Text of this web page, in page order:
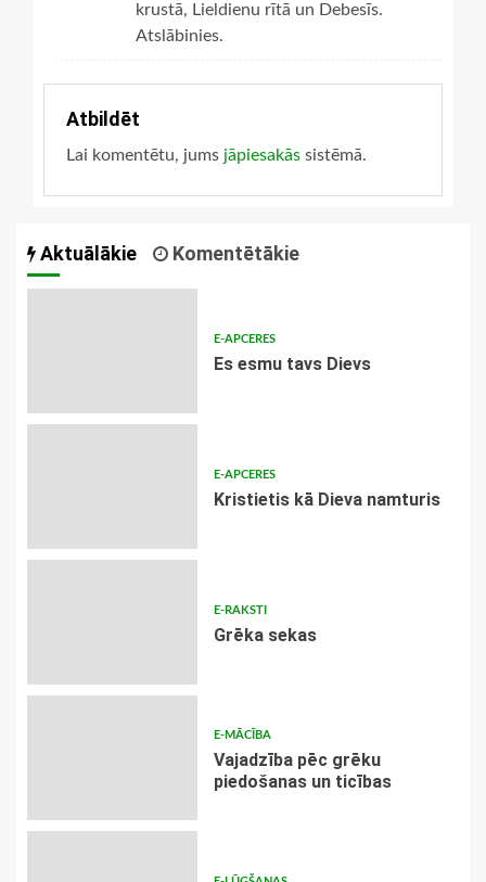
krustā, Lieldienu rītā un Debesīs.
Atslābinies.
Atbildēt
Lai komentētu, jums jāpiesakās sistēmā.
Aktuālākie Komentētākie
E-APCERES
Es esmu tavs Dievs
E-APCERES
Kristietis kā Dieva namturis
E-RAKSTI
Grēka sekas
E-MĀCĪBA
Vajadzība pēc grēku
piedošanas un ticības